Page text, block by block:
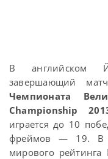
В английском
завершающий
Чемпионата
Championship
играется до 10
фреймов — 19. В
мирового